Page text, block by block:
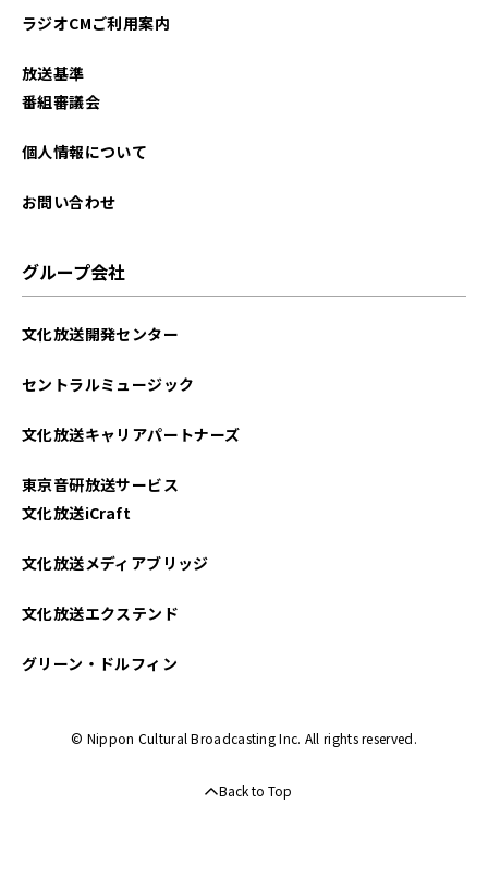
ラジオCMご利用案内
放送基準
番組審議会
個人情報について
お問い合わせ
グループ会社
文化放送開発センター
セントラルミュージック
文化放送キャリアパートナーズ
東京音研放送サービス
文化放送iCraft
文化放送メディアブリッジ
文化放送エクステンド
グリーン・ドルフィン
© Nippon Cultural Broadcasting Inc. All rights reserved.
Back to Top